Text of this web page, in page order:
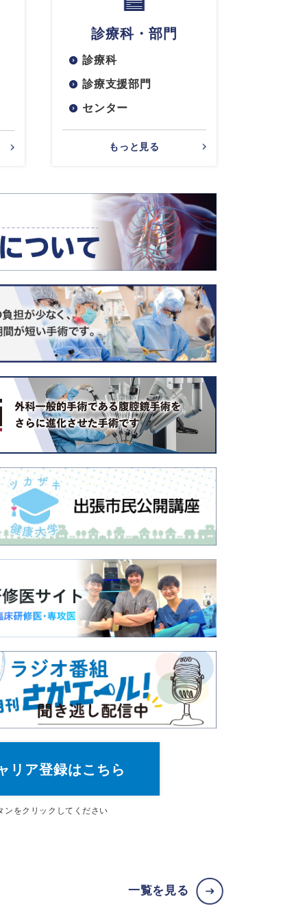
診療科・部門
診療科
診療支援部門
センター
もっと見る
リア登録はこちら
ン をクリックしてください
一覧を見る